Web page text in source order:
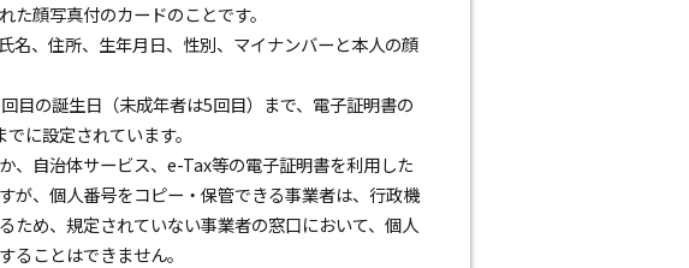
顔写真付のカードのことです。
、住所、生年月日、性別、マイナンバーと本人の顔
目の誕生日（未成年者は5回目）まで、電子証明書の
に設定されています。
、自治体サービス、e-Tax等の電子証明書を利用した
が、個人番号をコピー・保管できる事業者は、行政機
ため、規定されていない事業者の窓口において、個人
ることはできません。